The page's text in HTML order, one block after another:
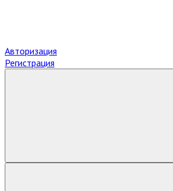
Авторизация
Регистрация